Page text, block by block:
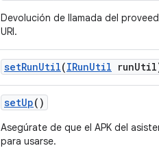
Devolución de llamada del
URI.
setRunUtil(IRunUtil run
setUp()
Asegúrate de que el APK del
para usarse.